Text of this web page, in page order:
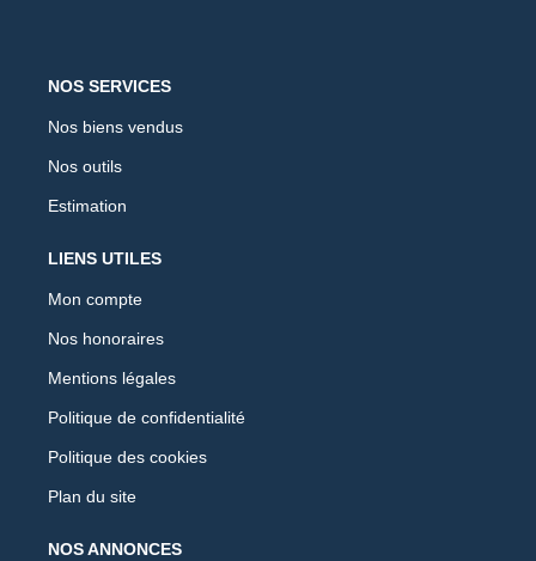
NOS SERVICES
Nos biens vendus
Nos outils
Estimation
LIENS UTILES
Mon compte
Nos honoraires
Mentions légales
Politique de confidentialité
Politique des cookies
Plan du site
NOS ANNONCES